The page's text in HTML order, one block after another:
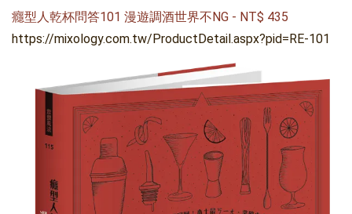
癮型人乾杯問答101 漫遊調酒世界不NG - NT$ 435
https://mixology.com.tw/ProductDetail.aspx?pid=RE-101